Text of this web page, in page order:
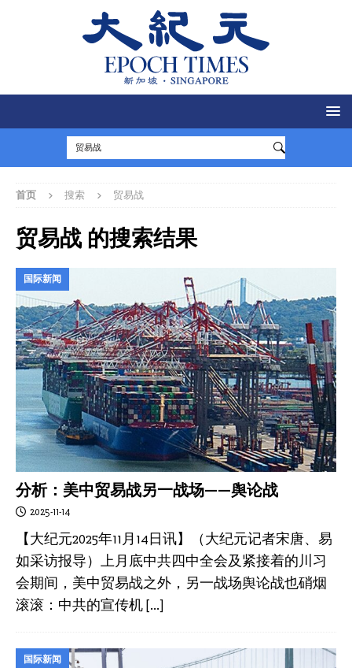
首页 搜索 贸易战
贸易战 的搜索结果
国际新闻
分析：美中贸易战另一战场——舆论战
2025-11-14
【大纪元2025年11月14日讯】（大纪元记者宋唐、易
如采访报导）上月底中共四中全会及紧接着的川习
会期间，美中贸易战之外，另一战场舆论战也硝烟
滚滚：中共的宣传机[…]
国际新闻